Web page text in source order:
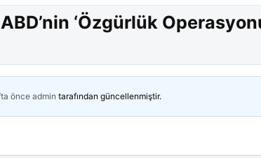
‘Özgürlük
önce admin tarafından güncellenmiştir.